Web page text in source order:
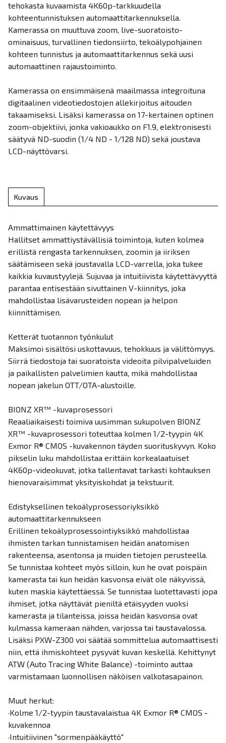
tehokasta kuvaamista 4K60p-tarkkuudella
kohteentunnistuksen automaattitarkennuksella.
Kamerassa on muuttuva zoom, live-suoratoisto-
ominaisuus, turvallinen tiedonsiirto, tekoälypohjainen
kohteen tunnistus ja automaattitarkennus sekä uusi
automaattinen rajaustoiminto.
Kamerassa on ensimmäisenä maailmassa integroituna
digitaalinen videotiedostojen allekirjoitus aitouden
takaamiseksi. Lisäksi kamerassa on 17-kertainen optinen
zoom-objektiivi, jonka vakioaukko on F1.9, elektronisesti
säätyvä ND-suodin (1/4 ND - 1/128 ND) sekä joustava
LCD-näyttövarsi.
Kuvaus
Ammattimainen käytettävyys
Hallitset ammattiystävällisiä toimintoja, kuten kolmea
erillistä rengasta tarkennuksen, zoomin ja iiriksen
säätämiseen sekä joustavalla LCD-varrella, joka tukee
kaikkia kuvaustyylejä. Sujuvaa ja intuitiivista käytettävyyttä
parantaa entisestään sivuttainen V-kiinnitys, joka
mahdollistaa lisävarusteiden nopean ja helpon
kiinnittämisen.
Ketterät tuotannon työnkulut
Maksimoi sisältösi uskottavuus, tehokkuus ja välittömyys.
Siirrä tiedostoja tai suoratoista videoita pilvipalveluiden
ja paikallisten palvelimien kautta, mikä mahdollistaa
nopean jakelun OTT/OTA-alustoille.
BIONZ XR™ -kuvaprosessori
Reaaliaikaisesti toimiva uusimman sukupolven BIONZ
XR™ -kuvaprosessori toteuttaa kolmen 1/2-tyypin 4K
Exmor R® CMOS -kuvakennon täyden suorituskyvyn. Koko
pikselin luku mahdollistaa erittäin korkealaatuiset
4K60p-videokuvat, jotka tallentavat tarkasti kohtauksen
hienovaraisimmat yksityiskohdat ja tekstuurit.
Edistyksellinen tekoälyprosessoriyksikkö
automaattitarkennukseen
Erillinen tekoälyprosessointiyksikkö mahdollistaa
ihmisten tarkan tunnistamisen heidän anatomisen
rakenteensa, asentonsa ja muiden tietojen perusteella.
Se tunnistaa kohteet myös silloin, kun he ovat poispäin
kamerasta tai kun heidän kasvonsa eivät ole näkyvissä,
kuten maskia käytettäessä. Se tunnistaa luotettavasti jopa
ihmiset, jotka näyttävät pieniltä etäisyyden vuoksi
kamerasta ja tilanteissa, joissa heidän kasvonsa ovat
kulmassa kameraan nähden, varjossa tai taustavalossa.
Lisäksi PXW-Z300 voi säätää sommittelua automaattisesti
niin, että ihmiskohteet pysyvät kuvan keskellä. Kehittynyt
ATW (Auto Tracing White Balance) -toiminto auttaa
varmistamaan luonnollisen näköisen valkotasapainon.
Muut herkut:
·Kolme 1/2-tyypin taustavalaistua 4K Exmor R® CMOS -
kuvakennoa
·Intuitiivinen "sormenpääkäyttö"